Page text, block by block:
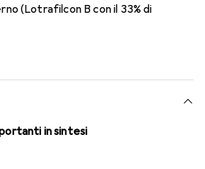
(Lotrafilcon B con il 33% di
Matrix e la nota tecnologia
Comfort e assenza di fastidi per
mensili.
in sintesi